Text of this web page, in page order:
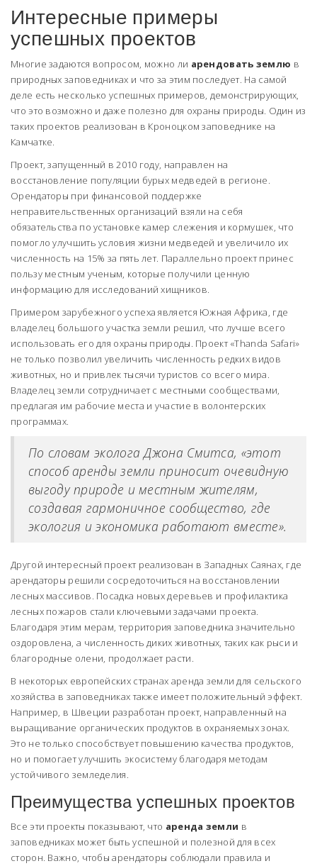
Интересные примеры
успешных проектов
Многие задаются вопросом, можно ли арендовать землю в
природных заповедниках и что за этим последует. На самой
деле есть несколько успешных примеров, демонстрирующих,
что это возможно и даже полезно для охраны природы. Один из
таких проектов реализован в Кроноцком заповеднике на
Камчатке.
Проект, запущенный в 2010 году, направлен на
восстановление популяции бурых медведей в регионе.
Орендаторы при финансовой поддержке
неправительственных организаций взяли на себя
обязательства по установке камер слежения и кормушек, что
помогло улучшить условия жизни медведей и увеличило их
численность на 15% за пять лет. Параллельно проект принес
пользу местным ученым, которые получили ценную
информацию для исследований хищников.
Примером зарубежного успеха является Южная Африка, где
владелец большого участка земли решил, что лучше всего
использовать его для охраны природы. Проект «Thanda Safari»
не только позволил увеличить численность редких видов
животных, но и привлек тысячи туристов со всего мира.
Владелец земли сотрудничает с местными сообществами,
предлагая им рабочие места и участие в волонтерских
программах.
По словам эколога Джона Смитса, «этот
способ аренды земли приносит очевидную
выгоду природе и местным жителям,
создавая гармоничное сообщество, где
экология и экономика работают вместе».
Другой интересный проект реализован в Западных Саянах, где
арендаторы решили сосредоточиться на восстановлении
лесных массивов. Посадка новых деревьев и профилактика
лесных пожаров стали ключевыми задачами проекта.
Благодаря этим мерам, территория заповедника значительно
оздоровлена, а численность диких животных, таких как рыси и
благородные олени, продолжает расти.
В некоторых европейских странах аренда земли для сельского
хозяйства в заповедниках также имеет положительный эффект.
Например, в Швеции разработан проект, направленный на
выращивание органических продуктов в охраняемых зонах.
Это не только способствует повышению качества продуктов,
но и помогает улучшить экосистему благодаря методам
устойчивого земледелия.
Преимущества успешных проектов
Все эти проекты показывают, что аренда земли в
заповедниках может быть успешной и полезной для всех
сторон. Важно, чтобы арендаторы соблюдали правила и